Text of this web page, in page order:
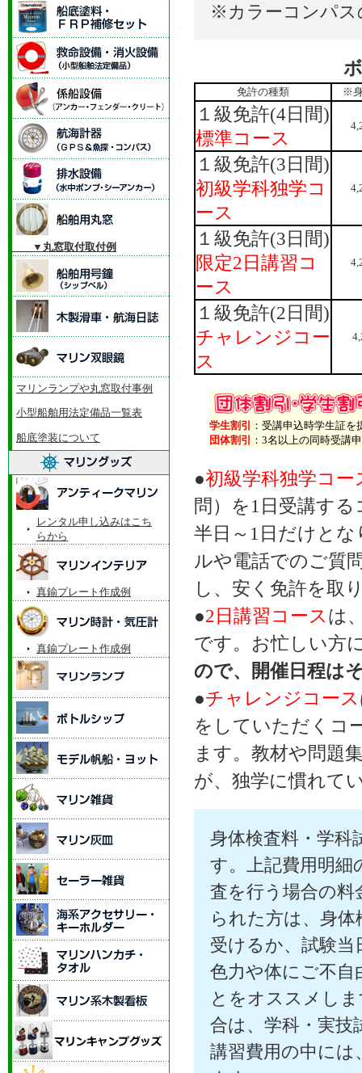
▼丸窓取付取付例
マリンランプや丸窓取付事例
小型船舶用法定備品一覧表
船底塗装について
レンタル申し込みはこち
らから
真鍮プレート作成例
真鍮プレート作成例
※カラーコンパス
免許の種類 ※
１級免許(4日間)
標準コース
１級免許(3日間)
初級学科独学コ
ース
１級免許(3日間)
限定2日講習コ
ース
１級免許(2日間)
チャレンジコー
ス
学生割引
：受講申込時学生証
団体割引
：3名以上の同時受講
●初級学科独学コー
問）を1日受講す
半日～1日だけと
ルや電話でのご質
し、安く免許を取
●2日講習コースは
です。お忙しい方
ので、開催日程は
●チャレンジコース
をしていただくコ
ます。教材や問題
が、独学に慣れて
身体検査料・学科
す。上記費用明細
査を行う場合の料
られた方は、身
受けるか、試験
色力や体にご不
とをオススメし
合は、学科・実技
講習費用の中には